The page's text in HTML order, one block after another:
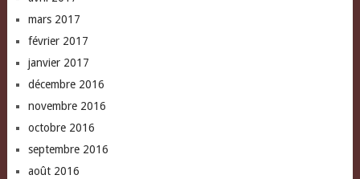
mars 2017
février 2017
janvier 2017
décembre 2016
novembre 2016
octobre 2016
septembre 2016
août 2016